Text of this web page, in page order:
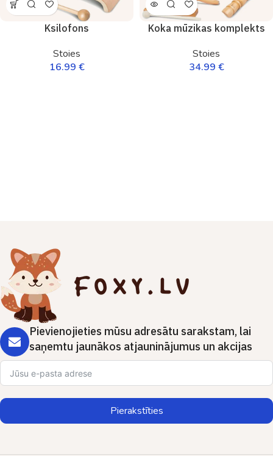
Ksilofons
Stoies
16.99 €
Koka mūzikas komplekts
Stoies
34.99 €
Pievienojieties mūsu adresātu sarakstam, lai
saņemtu jaunākos atjauninājumus un akcijas
Pierakstīties